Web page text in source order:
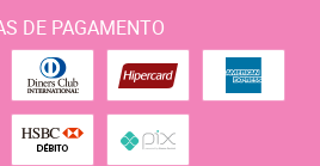
DE PAGAMENTO